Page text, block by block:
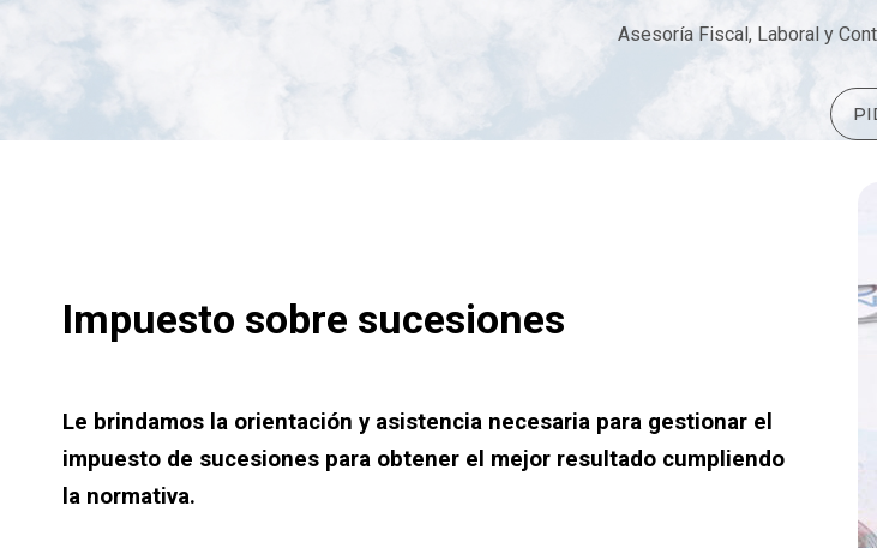
Asesoría Fiscal, Laboral y
Impuesto sobre sucesiones
Le brindamos la orientación y asistencia necesaria para gestionar el
impuesto de sucesiones para obtener el mejor resultado cumpliendo
la normativa.